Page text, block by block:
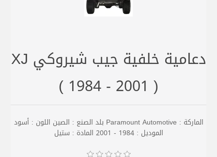
دعامية خلفية جيب شيروكي XJ
( 1984 - 2001 )
الماركة : Paramount Automotive بلد الصنع : الصين اللون : أسود
الموديل : 1984 - 2001 المادة : ستيل